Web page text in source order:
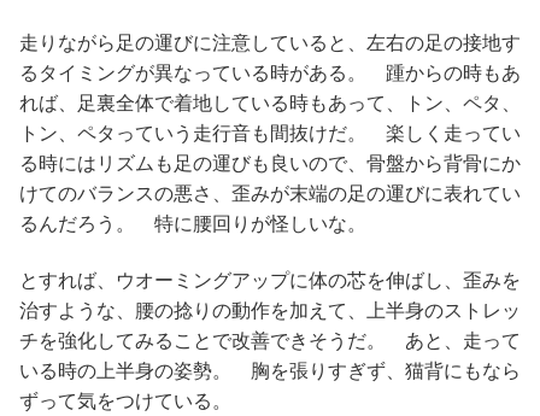
走りながら足の運びに注意していると、左右の足の接地す
るタイミングが異なっている時がある。 踵からの時もあ
れば、足裏全体で着地している時もあって、トン、ペタ、
トン、ペタっていう走行音も間抜けだ。 楽しく走ってい
る時にはリズムも足の運びも良いので、骨盤から背骨にか
けてのバランスの悪さ、歪みが末端の足の運びに表れてい
るんだろう。 特に腰回りが怪しいな。
とすれば、ウオーミングアップに体の芯を伸ばし、歪みを
治すような、腰の捻りの動作を加えて、上半身のストレッ
チを強化してみることで改善できそうだ。 あと、走って
いる時の上半身の姿勢。 胸を張りすぎず、猫背にもなら
ずって気をつけている。